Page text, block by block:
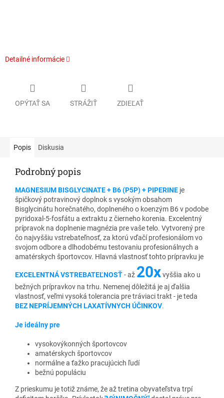
Detailné informácie
OPÝTAŤ SA STRÁŽIŤ ZDIEĽAŤ
Popis Diskusia
Podrobný popis
MAGNESIUM BISGLYCINATE + B6 (P5P) + PIPERINE je
špičkový potravinový doplnok s vysokým obsahom
Bisglycinátu horečnatého, doplneného o koenzým B6 v podobe
pyridoxal-5-fosfátu a extraktu z čierneho korenia. Excelentný
prípravok na doplnenie magnézia pre vaše telo. Vytvorený pre
čo najvyššiu vstrebateľnosť, za ktorú vďačí profesionálom vo
svojom odbore a dlhodobému testovaniu profesionálnych a
amatérskych športovcov. Hlavná vlastnosť tohto prípravku je
EXCELENTNÁ VSTREBATEĽNOSŤ- až 20xvyššia ako u
bežných prípravkov na trhu. Nemenej dôležitá je aj ďalšia
vlastnosť, veľmi vysoká tolerancia pre tráviaci trakt - je teda
BEZ NEPRÍJEMNÝCH LAXATÍVNYCH ÚČINKOV.
Je ideálny pre
vysokovýkonných športovcov
amatérskych športovcov
normálne a ťažko pracujúcich ľudí
bežnú populáciu
Z prieskumu je totiž známe, že až tretina obyvateľstva trpí